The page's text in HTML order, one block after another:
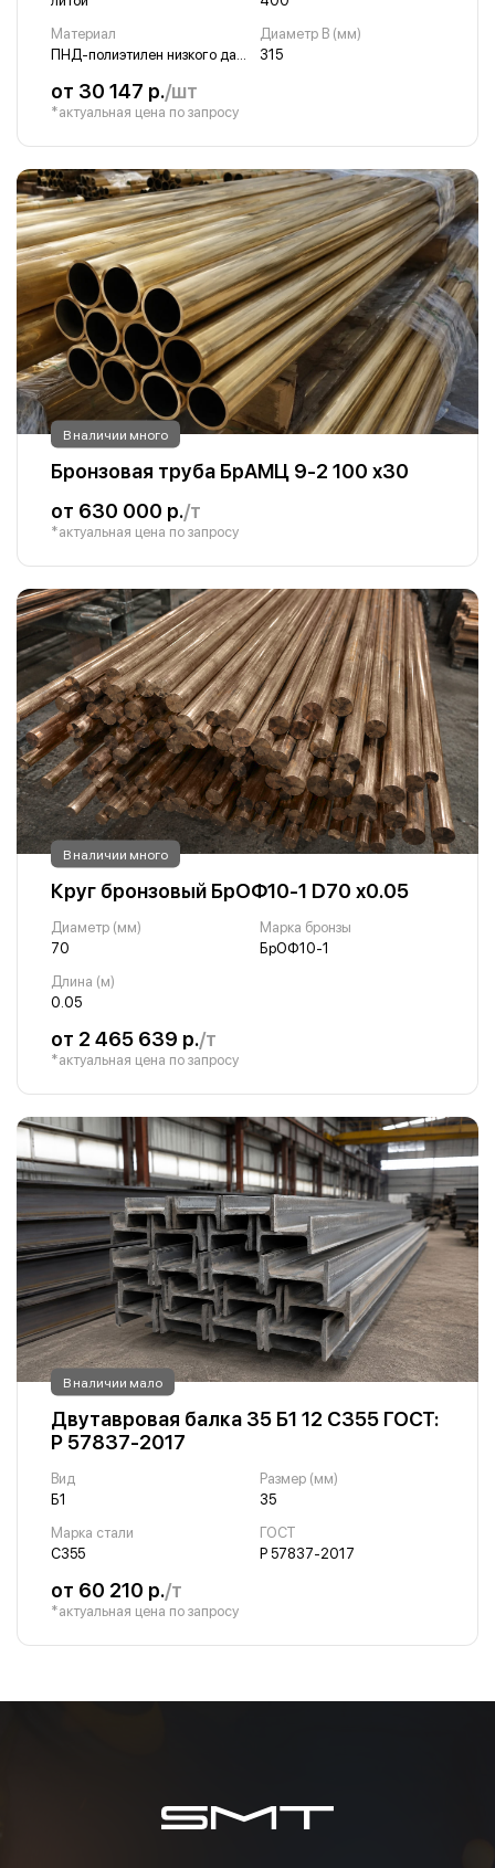
Материал
ПНД-полиэтилен низкого давления
Диаметр B (мм)
315
от 30 147 р./шт
*актуальная цена по запросу
В наличии много
Бронзовая труба БрАМЦ 9-2 100 х30
от 630 000 р./т
*актуальная цена по запросу
В наличии много
Круг бронзовый БрОФ10-1 D70 х0.05
Диаметр (мм)
70
Марка бронзы
БрОФ10-1
Длина (м)
0.05
от 2 465 639 р./т
*актуальная цена по запросу
В наличии мало
Двутавровая балка 35 Б1 12 С355 ГОСТ:
Р 57837-2017
Вид
Б1
Размер (мм)
35
Марка стали
С355
ГОСТ
Р 57837-2017
от 60 210 р./т
*актуальная цена по запросу